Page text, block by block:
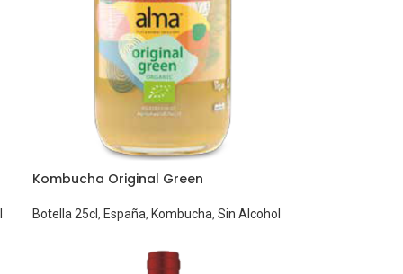
Kombucha Original Green
Botella 25cl, España, Kombucha, Sin Alcohol